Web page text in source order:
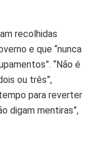
recolhidas
e que “nunca
“Não é
ou três”,
para reverter
digam mentiras”,